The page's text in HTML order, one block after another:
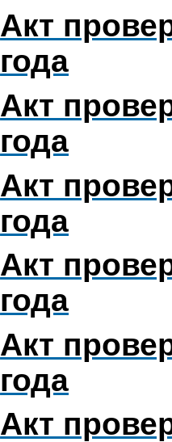
Акт
года
Акт
года
Акт
года
Акт
года
Акт
года
Акт